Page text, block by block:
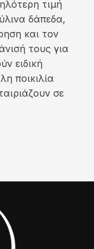
τιμή
δάπεδα,
και τον
τους για
ειδική
ποικιλία
σε